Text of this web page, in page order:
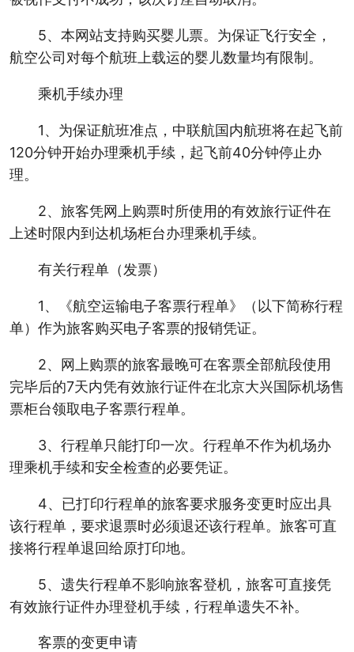
5、本网站支持购买婴儿票。为保证飞行安全，
航空公司对每个航班上载运的婴儿数量均有限制。
乘机手续办理
1、为保证航班准点，中联航国内航班将在起飞前
120分钟开始办理乘机手续，起飞前40分钟停止办
理。
2、旅客凭网上购票时所使用的有效旅行证件在
上述时限内到达机场柜台办理乘机手续。
有关行程单（发票）
1、《航空运输电子客票行程单》（以下简称行程
单）作为旅客购买电子客票的报销凭证。
2、网上购票的旅客最晚可在客票全部航段使用
完毕后的7天内凭有效旅行证件在北京大兴国际机场售
票柜台领取电子客票行程单。
3、行程单只能打印一次。行程单不作为机场办
理乘机手续和安全检查的必要凭证。
4、已打印行程单的旅客要求服务变更时应出具
该行程单，要求退票时必须退还该行程单。旅客可直
接将行程单退回给原打印地。
5、遗失行程单不影响旅客登机，旅客可直接凭
有效旅行证件办理登机手续，行程单遗失不补。
客票的变更申请